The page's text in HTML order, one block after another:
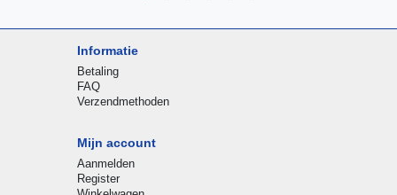
Informatie
Betaling
FAQ
Verzendmethoden
Mijn account
Aanmelden
Register